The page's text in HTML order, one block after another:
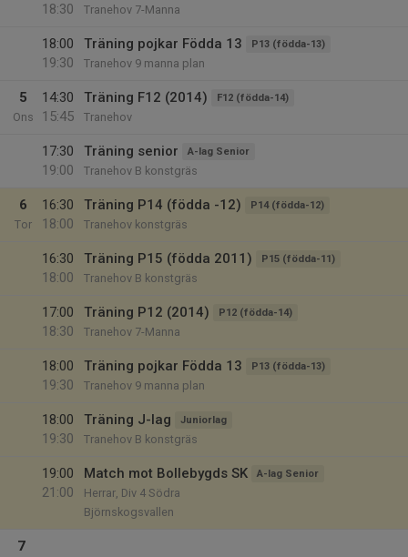
18:30
Tranehov 7-Manna
18:00
19:30
Träning pojkar Födda 13 P13 (födda-13)
Tranehov 9 manna plan
5
Ons
14:30
15:45
Träning F12 (2014) F12 (födda-14)
Tranehov
17:30
19:00
Träning senior A-lag Senior
Tranehov B konstgräs
6
Tor
16:30
18:00
Träning P14 (födda -12) P14 (födda-12)
Tranehov konstgräs
16:30
18:00
Träning P15 (födda 2011) P15 (födda-11)
Tranehov B konstgräs
17:00
18:30
Träning P12 (2014) P12 (födda-14)
Tranehov 7-Manna
18:00
19:30
Träning pojkar Födda 13 P13 (födda-13)
Tranehov 9 manna plan
18:00
19:30
Träning J-lag Juniorlag
Tranehov B konstgräs
19:00
21:00
Match mot Bollebygds SK A-lag Senior
Herrar, Div 4 Södra
Björnskogsvallen
7